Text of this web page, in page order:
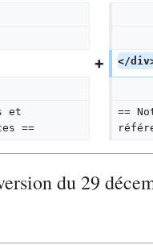
</
et
==
==
du 29